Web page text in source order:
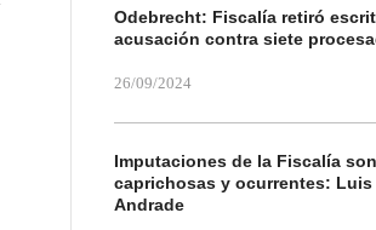
Odebrecht: Fiscalía retiró
acusación contra siete
26/09/2024
Imputaciones de la Fiscalía son
caprichosas y ocurrentes: Luis
Andrade